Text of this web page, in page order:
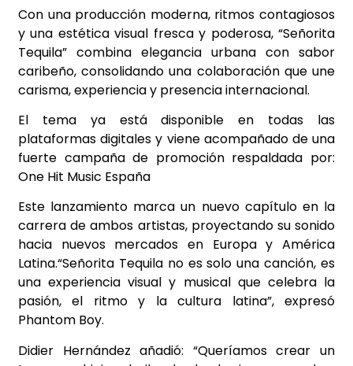
Con una producción moderna, ritmos contagiosos
y una estética visual fresca y poderosa, “Señorita
Tequila” combina elegancia urbana con sabor
caribeño, consolidando una colaboración que une
carisma, experiencia y presencia internacional.
El tema ya está disponible en todas las
plataformas digitales y viene acompañado de una
fuerte campaña de promoción respaldada por:
One Hit Music España
Este lanzamiento marca un nuevo capítulo en la
carrera de ambos artistas, proyectando su sonido
hacia nuevos mercados en Europa y América
Latina.“Señorita Tequila no es solo una canción, es
una experiencia visual y musical que celebra la
pasión, el ritmo y la cultura latina”, expresó
Phantom Boy.
Didier Hernández añadió: “Queríamos crear un